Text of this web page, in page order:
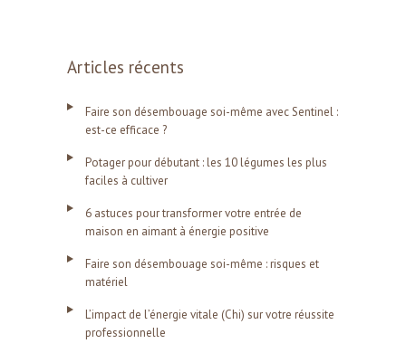
Articles récents
Faire son désembouage soi-même avec Sentinel :
est-ce efficace ?
Potager pour débutant : les 10 légumes les plus
faciles à cultiver
6 astuces pour transformer votre entrée de
maison en aimant à énergie positive
Faire son désembouage soi-même : risques et
matériel
L’impact de l’énergie vitale (Chi) sur votre réussite
professionnelle